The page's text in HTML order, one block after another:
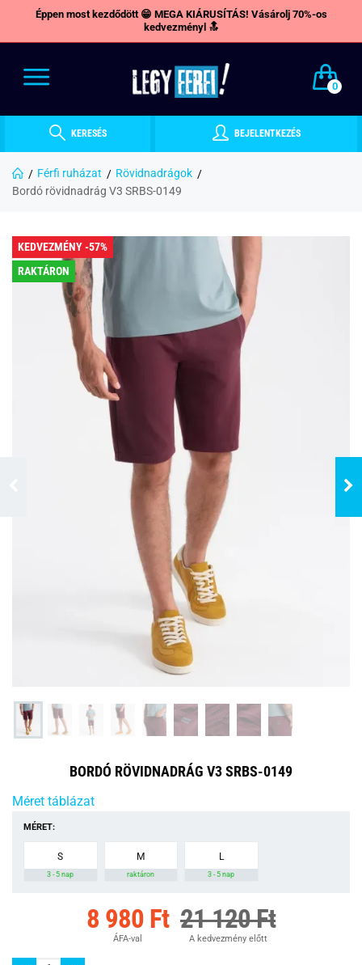
Éppen most kezdődött 😁 MEGA KIÁRUSÍTÁS! Vásárolj 70%-os
kedvezményl 🔝
0
KERESÉS BEJELENTKEZÉS
Férfi ruházat
Rövidnadrágok
Bordó rövidnadrág V3 SRBS-0149
KEDVEZMÉNY -57%
RAKTÁRON
BORDÓ RÖVIDNADRÁG V3 SRBS-0149
Méret táblázat
MÉRET:
S
3 - 5 nap
M
raktáron
L
3 - 5 nap
8 980 Ft
ÁFA-val
21 120 Ft
A kedvezmény előtt